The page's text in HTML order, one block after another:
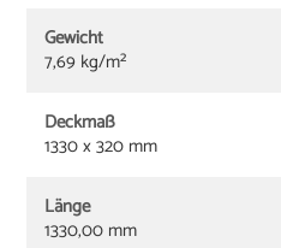
Gewicht
7,69 kg/m²
Deckmaß
1330 x 320 mm
Länge
1330,00 mm